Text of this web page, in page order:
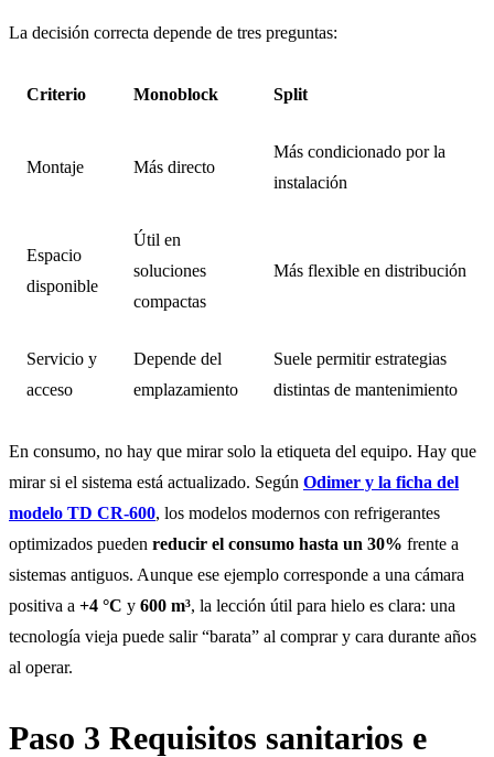
La decisión correcta depende de tres preguntas:
Criterio Monoblock Split
Montaje Más directo
Más condicionado por la
instalación
Espacio
disponible
Útil en
soluciones
compactas
Más flexible en distribución
Servicio y
acceso
Depende del
emplazamiento
Suele permitir estrategias
distintas de mantenimiento
En consumo, no hay que mirar solo la etiqueta del equipo. Hay que
mirar si el sistema está actualizado. Según Odimer y la ficha del
modelo TD CR-600, los modelos modernos con refrigerantes
optimizados pueden reducir el consumo hasta un 30% frente a
sistemas antiguos. Aunque ese ejemplo corresponde a una cámara
positiva a +4 °C y 600 m³, la lección útil para hielo es clara: una
tecnología vieja puede salir “barata” al comprar y cara durante años
al operar.
Paso 3 Requisitos sanitarios e